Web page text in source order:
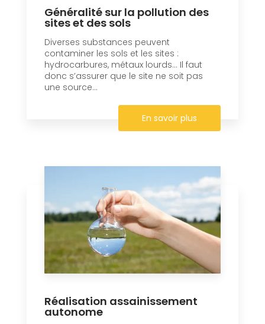
Généralité sur la pollution des
sites et des sols
Diverses substances peuvent
contaminer les sols et les sites :
hydrocarbures, métaux lourds… Il faut
donc s’assurer que le site ne soit pas
une source...
En savoir plus
Réalisation assainissement
autonome